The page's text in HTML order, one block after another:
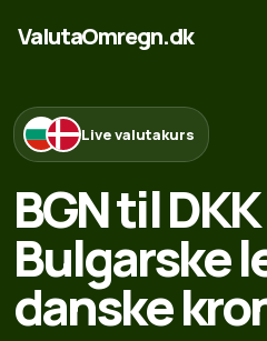
ValutaOmregn.dk
Live valutakurs
BGN til DKK
Bulgarske
danske